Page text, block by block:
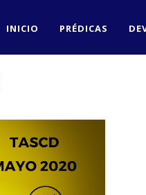
INICIO PRÉDICAS